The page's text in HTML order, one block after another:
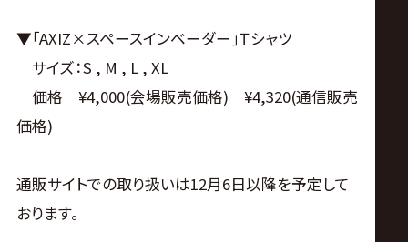
公
式
サ
イ
▼｢AXIZ×スペースインベーダー｣Ｔシャツ
サイズ：S , M , L , XL
価格 ¥4,000(会場販売価格) ¥4,320(通信販売
価格)
通販サイトでの取り扱いは12月6日以降を予定して
おります。